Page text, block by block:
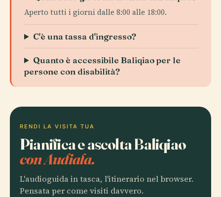
Aperto tutti i giorni dalle 8:00 alle 18:00.
C'è una tassa d'ingresso?
Quanto è accessibile Baliqiao per le
persone con disabilità?
RENDI LA VISITA TUA
Pianifica e ascolta Baliqiao
con Audiala.
L'audioguida in tasca, l'itinerario nel browser.
Pensata per come visiti davvero.